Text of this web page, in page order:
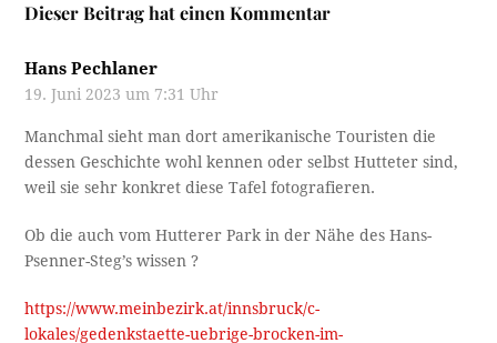
Dieser Beitrag hat einen Kommentar
Hans Pechlaner
19. Juni 2023 um 7:31 Uhr
Manchmal sieht man dort amerikanische Touristen die
dessen Geschichte wohl kennen oder selbst Hutteter sind,
weil sie sehr konkret diese Tafel fotografieren.
Ob die auch vom Hutterer Park in der Nähe des Hans-
Psenner-Steg’s wissen ?
https://www.meinbezirk.at/innsbruck/c-
lokales/gedenkstaette-uebrige-brocken-im-